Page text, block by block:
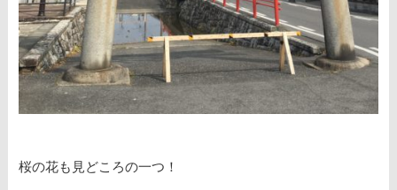
桜の花も見どころの一つ！